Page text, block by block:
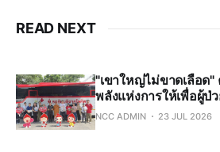
READ NEXT
"เขาใหญ่ไม่ขาดเลือด
พลังแห่งการให้เพื่อผู้ป่
NCC ADMIN 23 JUL 2026